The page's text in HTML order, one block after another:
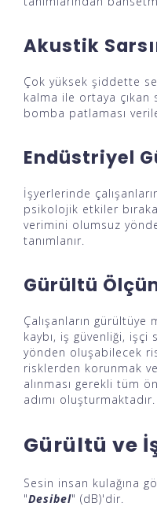
Akustik
Çok yüksek şiddette
kalma ile ortaya
bomba patlaması
Endüstriyel
İşyerlerinde
psikolojik etkiler
verimini olumsuz
tanımlanır.
Gürültü
Çalışanların
kaybı, iş güvenliği, işçi
yönden oluşabilecek
risklerden korunmak
alınması gerekli tüm
adımı oluşturmaktadır.
Gürültü ve
Sesin insan kulağına
"Desibel" (dB)'dir.